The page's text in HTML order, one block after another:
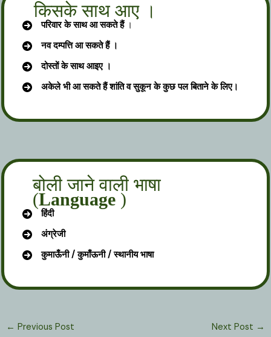
किसके साथ आए ।
परिवार के साथ आ सकते हैं ।
नव दम्पत्ति आ सकते हैं ।
दोस्तों के साथ आइए ।
अकेले भी आ सकते हैं शांति व सुकून के कुछ पल बिताने के लिए।
बोली जाने वाली भाषा
(Language)
हिंदी
अंग्रेजी
कुमाऊँनी / कुमाँऊनी / स्थानीय भाषा
← Previous Post Next Post →